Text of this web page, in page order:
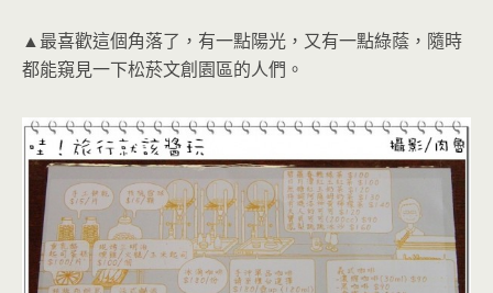
▲最喜歡這個角落了，有一點陽光，又有一點綠蔭，隨時
都能窺見一下松菸文創園區的人們。